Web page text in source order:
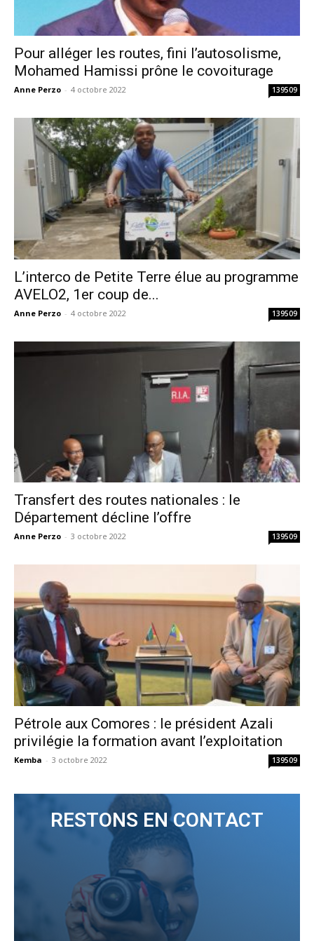
Pour alléger les routes, fini l’autosolisme,
Mohamed Hamissi prône le covoiturage
Anne Perzo - 4 octobre 2022 139509
L’interco de Petite Terre élue au programme
AVELO2, 1er coup de...
Anne Perzo - 4 octobre 2022 139509
Transfert des routes nationales : le
Département décline l’offre
Anne Perzo - 3 octobre 2022 139509
Pétrole aux Comores : le président Azali
privilégie la formation avant l’exploitation
Kemba - 3 octobre 2022 139509
RESTONS EN CONTACT